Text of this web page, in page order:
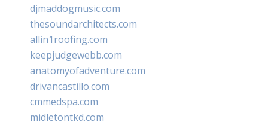
djmaddogmusic.com
thesoundarchitects.com
allin1roofing.com
keepjudgewebb.com
anatomyofadventure.com
drivancastillo.com
cmmedspa.com
midletontkd.com